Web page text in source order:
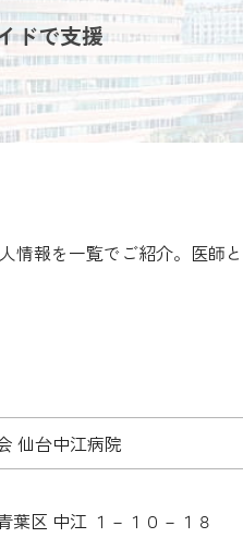
ドで支援
情報を一覧でご紹介。医
仙台中江病院
葉区 中江 １－１０－１８